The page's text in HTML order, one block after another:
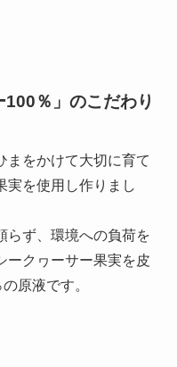
％」のこだわり
まをかけて大切に育て
実を使用し作りまし
らず、環境への負荷を
ークヮーサー果実を皮
原液です。